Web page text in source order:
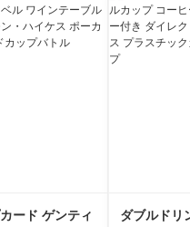
ード ゲンティ
ダブルドリ